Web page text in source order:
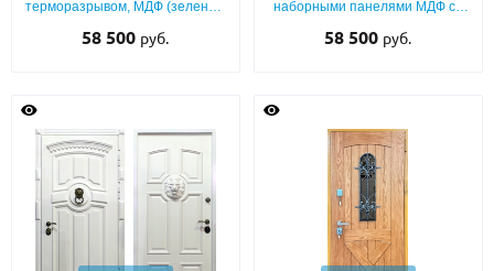
терморазрывом, МДФ (зеленый
раскладом, полукруглым
58 500 руб.
наборными панелями МДФ со
кнокером «кольцо»
58 500 руб.